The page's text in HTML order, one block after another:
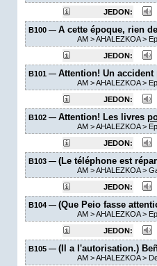
JEDON:
B100 — A cette époque, rien
AM> AHALEZKOA >
JEDON:
B101 — Attention! Un accident
AM> AHALEZKOA >
JEDON:
B102 — Attention! Les livres
AM> AHALEZKOA >
JEDON:
B103 — (Le téléphone est
AM> AHALEZKOA >
JEDON:
B104 — (Que Peio fasse
AM> AHALEZKOA >
JEDON:
B105 — (Il a l'autorisation.)
AM> AHALEZKOA >